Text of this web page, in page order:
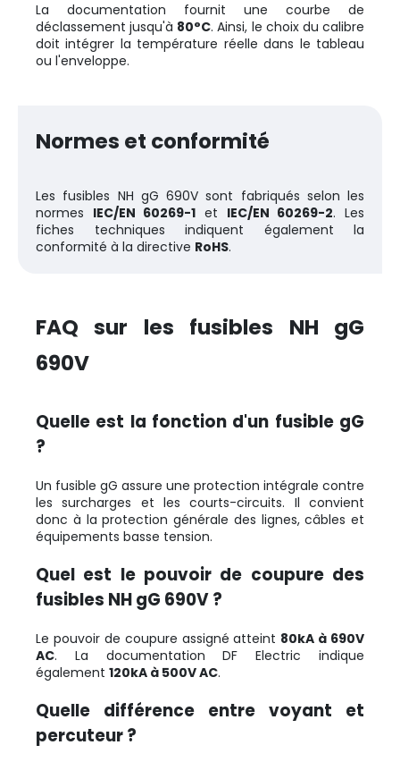
La documentation fournit une courbe de
déclassement jusqu'à 80°C. Ainsi, le choix du calibre
doit intégrer la température réelle dans le tableau
ou l'enveloppe.
Normes et conformité
Les fusibles NH gG 690V sont fabriqués selon les
normes IEC/EN 60269-1 et IEC/EN 60269-2. Les
fiches techniques indiquent également la
conformité à la directive RoHS.
FAQ sur les fusibles NH gG
690V
Quelle est la fonction d'un fusible gG
?
Un fusible gG assure une protection intégrale contre
les surcharges et les courts-circuits. Il convient
donc à la protection générale des lignes, câbles et
équipements basse tension.
Quel est le pouvoir de coupure des
fusibles NH gG 690V ?
Le pouvoir de coupure assigné atteint 80kA à 690V
AC. La documentation DF Electric indique
également 120kA à 500V AC.
Quelle différence entre voyant et
percuteur ?